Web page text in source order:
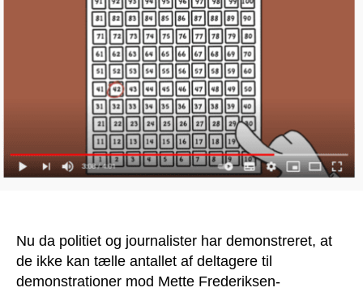
og
journalister:
Lær
at
tælle
Nu da politiet og journalister har demonstreret, at
de ikke kan tælle antallet af deltagere til
demonstrationer mod Mette Frederiksen-